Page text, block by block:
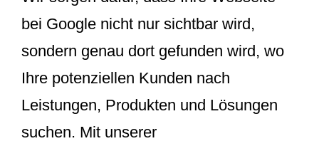
bei Google nicht nur sichtbar wird,
sondern genau dort gefunden wird, wo
Ihre potenziellen Kunden nach
Leistungen, Produkten und Lösungen
suchen. Mit unserer